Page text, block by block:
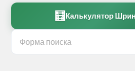
🧮 Калькулятор